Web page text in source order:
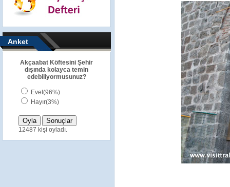
Anket
Akçaabat Köftesini Şehir
dışında kolayca temin
edebiliyormusunuz?
Evet(96%)
Hayır(3%)
12487 kişi oyladı.